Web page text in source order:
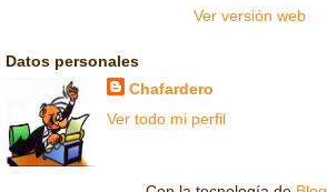
Ver versión web
Datos personales
Chafardero
Ver todo mi perfil